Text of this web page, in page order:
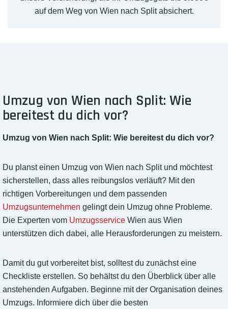
auf dem Weg von Wien nach Split absichert.
Umzug von Wien nach Split: Wie
bereitest du dich vor?
Umzug von Wien nach Split: Wie bereitest du dich vor?
Du planst einen Umzug von Wien nach Split und möchtest
sicherstellen, dass alles reibungslos verläuft? Mit den
richtigen Vorbereitungen und dem passenden
Umzugsunternehmen gelingt dein Umzug ohne Probleme.
Die Experten vom Umzugsservice Wien aus Wien
unterstützen dich dabei, alle Herausforderungen zu meistern.
Damit du gut vorbereitet bist, solltest du zunächst eine
Checkliste erstellen. So behältst du den Überblick über alle
anstehenden Aufgaben. Beginne mit der Organisation deines
Umzugs. Informiere dich über die besten